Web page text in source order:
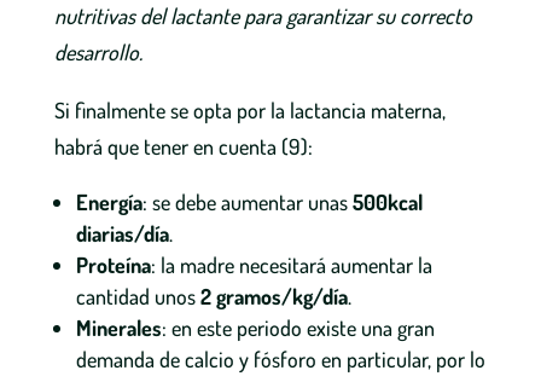
nutritivas del lactante para garantizar su correcto
desarrollo.
Si finalmente se opta por la lactancia materna,
habrá que tener en cuenta (9):
Energía: se debe aumentar unas500kcal
diarias/día.
Proteína: la madre necesitará aumentar la
cantidad unos2 gramos/kg/día.
Minerales: en este periodo existe una gran
demanda de calcio y fósforo en particular, por lo